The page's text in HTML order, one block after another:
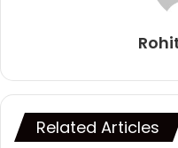
Related Articles